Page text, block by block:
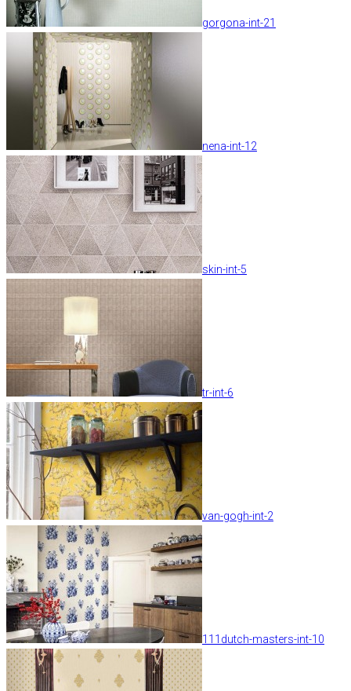
gorgona-int-21
nena-int-12
skin-int-5
tr-int-6
van-gogh-int-2
111dutch-masters-int-10